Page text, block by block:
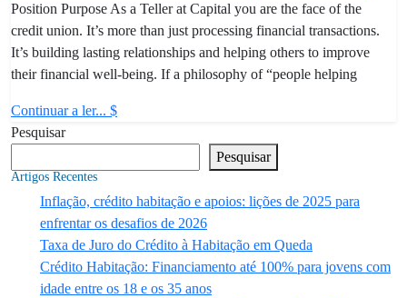
Position Purpose As a Teller at Capital you are the face of the
credit union. It’s more than just processing financial transactions.
It’s building lasting relationships and helping others to improve
their financial well-being. If a philosophy of “people helping
Continuar a ler...
Pesquisar
Pesquisar
Artigos Recentes
Inflação, crédito habitação e apoios: lições de 2025 para
enfrentar os desafios de 2026
Taxa de Juro do Crédito à Habitação em Queda
Crédito Habitação: Financiamento até 100% para jovens com
idade entre os 18 e os 35 anos